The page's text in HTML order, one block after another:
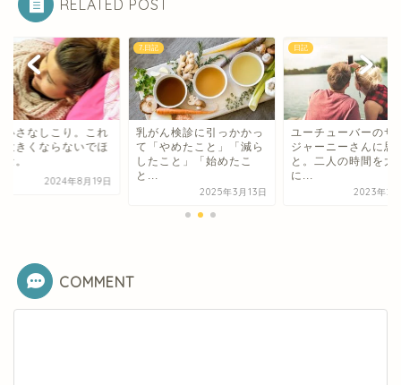
RELATED POST
小さなしこり。これ
大きくならないでほ
。
2024年8月19日
7.日記
乳がん検診に引っかかっ
て「やめたこと」「減ら
したこと」「始めたこ
と...
2025年3月13日
日記
ユーチューバーのサ
ジャーニーさんに思
と。二人の時間を大
に...
2023年2
COMMENT